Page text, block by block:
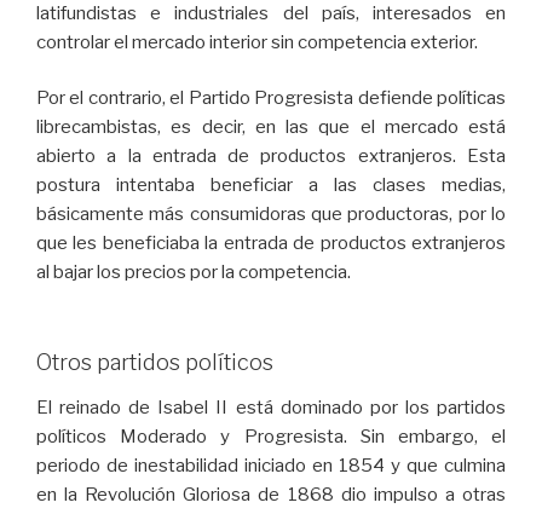
latifundistas e industriales del país, interesados en
controlar el mercado interior sin competencia exterior.
Por el contrario, el Partido Progresista defiende políticas
librecambistas, es decir, en las que el mercado está
abierto a la entrada de productos extranjeros. Esta
postura intentaba beneficiar a las clases medias,
básicamente más consumidoras que productoras, por lo
que les beneficiaba la entrada de productos extranjeros
al bajar los precios por la competencia.
Otros partidos políticos
El reinado de Isabel II está dominado por los partidos
políticos Moderado y Progresista. Sin embargo, el
periodo de inestabilidad iniciado en 1854 y que culmina
en la Revolución Gloriosa de 1868 dio impulso a otras